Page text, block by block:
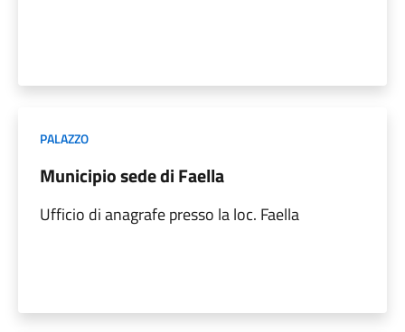
PALAZZO
Municipio sede di Faella
Ufficio di anagrafe presso la loc. Faella